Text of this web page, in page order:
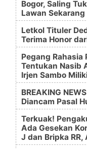
Bogor, Saling
Lawan Sekarang
Letkol Tituler
Terima Honor
Pegang Rahasia
Tentukan Nasib
Irjen Sambo
BREAKING
Diancam Pasal
Terkuak!
Ada Gesekan
J dan Bripka RR,